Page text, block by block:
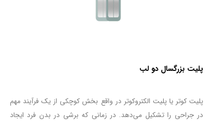
پلیت بزرگسال دو لب
پلیت کوتر یا پلیت الکتروکوتر در واقع بخش کوچکی از یک فرآیند مهم
در جراحی را تشکیل می‌دهد. در زمانی که برشی در بدن فرد ایجاد